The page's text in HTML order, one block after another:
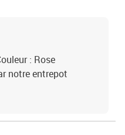
: Rose
notre entrepot